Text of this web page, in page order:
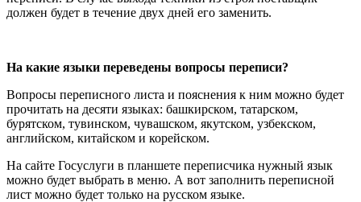
должен будет в течение двух дней его заменить.
На какие языки переведены вопросы переписи?
Вопросы переписного листа и пояснения к ним можно будет
прочитать на десяти языках: башкирском, татарском,
бурятском, тувинском, чувашском, якутском, узбекском,
английском, китайском и корейском.
На сайте Госуслуги в планшете переписчика нужный язык
можно будет выбрать в меню. А вот заполнить переписной
лист можно будет только на русском языке.